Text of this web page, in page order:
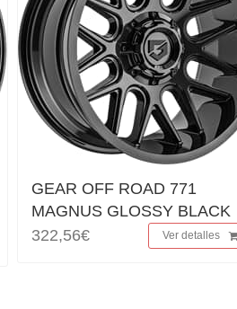
GEAR OFF ROAD 771
MAGNUS GLOSSY BLACK
322,56€
Ver detalles